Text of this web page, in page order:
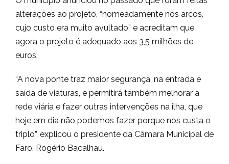
alterações ao projeto, “nomeadamente nos arcos,
cujo custo era muito avultado” e acreditam que
agora o projeto é adequado aos 3,5 milhões de
euros.
“A nova ponte traz maior segurança, na entrada e
saída de viaturas, e permitirá também melhorar a
rede viária e fazer outras intervenções na ilha, que
hoje em dia não podemos fazer porque nos custa o
triplo”, explicou o presidente da Câmara Municipal de
Faro, Rogério Bacalhau.